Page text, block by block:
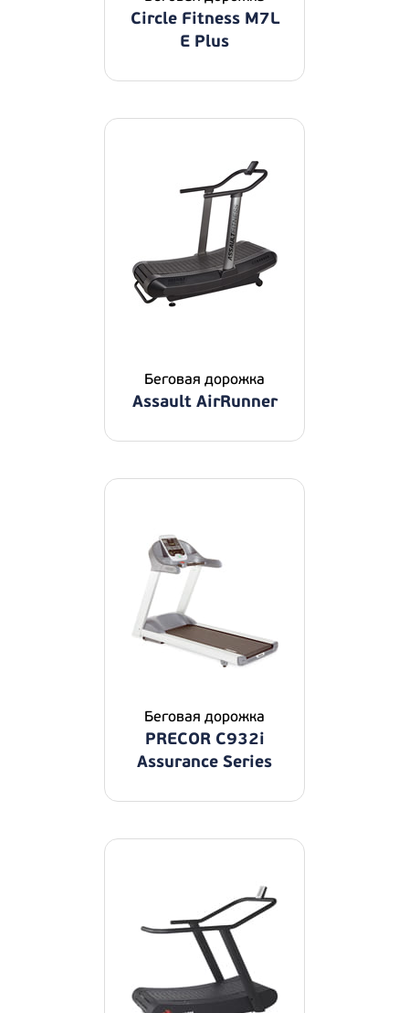
Circle Fitness M7L
E Plus
Беговая дорожка
Assault AirRunner
Беговая дорожка
PRECOR C932i
Assurance Series